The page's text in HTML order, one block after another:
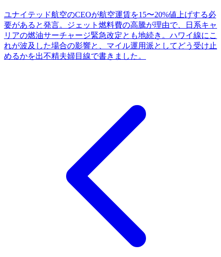
ユナイテッド航空のCEOが航空運賃を15〜20%値上げする必
要があると発言。ジェット燃料費の高騰が理由で、日系キャ
リアの燃油サーチャージ緊急改定とも地続き。ハワイ線にこ
れが波及した場合の影響と、マイル運用派としてどう受け止
めるかを出不精夫婦目線で書きました。